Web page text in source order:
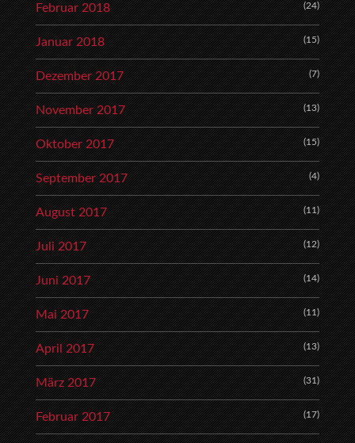
Februar 2018 (24)
Januar 2018 (15)
Dezember 2017 (7)
November 2017 (13)
Oktober 2017 (15)
September 2017 (4)
August 2017 (11)
Juli 2017 (12)
Juni 2017 (14)
Mai 2017 (11)
April 2017 (13)
März 2017 (31)
Februar 2017 (17)